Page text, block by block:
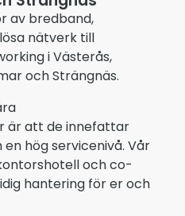
av bredband,
nätverk till
i Västerås,
och Strängnäs.
är att de innefattar
hög servicenivå. Vår
och co-
hantering för er och